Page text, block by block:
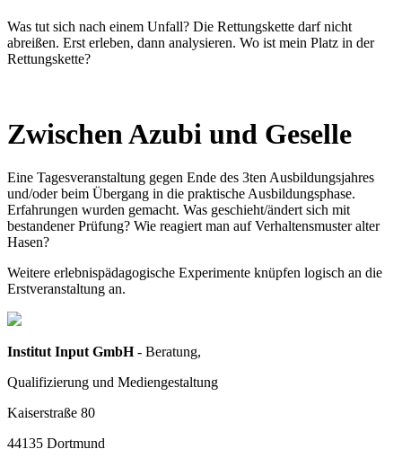
Was tut sich nach einem Unfall? Die Rettungskette darf nicht
abreißen. Erst erleben, dann analysieren. Wo ist mein Platz in der
Rettungskette?
Zwischen Azubi und Geselle
Eine Tagesveranstaltung gegen Ende des 3ten Ausbildungsjahres
und/oder beim Übergang in die praktische Ausbildungsphase.
Erfahrungen wurden gemacht. Was geschieht/ändert sich mit
bestandener Prüfung? Wie reagiert man auf Verhaltensmuster alter
Hasen?
Weitere erlebnispädagogische Experimente knüpfen logisch an die
Erstveranstaltung an.
Institut Input GmbH- Beratung,
Qualifizierung und Mediengestaltung
Kaiserstraße 80
44135 Dortmund